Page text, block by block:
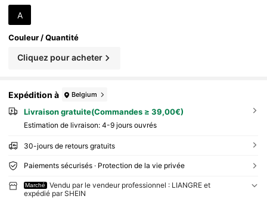
A
Couleur / Quantité
Cliquez pour acheter
Expédition à Belgium
Livraison gratuite(Commandes ≥ 39,00€)
Estimation de livraison: 4-9 jours ouvrés
30-jours de retours gratuits
Paiements sécurisés · Protection de la vie privée
Marché
Vendu par le vendeur professionnel : LIANGRE et
expédié par SHEIN